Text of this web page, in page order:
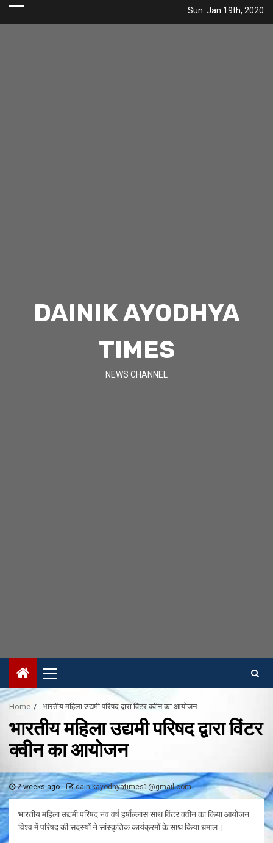
Skip
Sun. Jan 19th, 2020
DAINIK AYODHYA
TIMES
NEWS CHANNEL
Menu
Home भारतीय महिला उद्यमी परिषद द्वारा विंटर क्वीन का आयोजन
भारतीय महिला उद्यमी परिषद द्वारा विंटर
क्वीन का आयोजन
2 weeks ago dainikayodhyatimes1@gmail.com
भारतीय महिला उद्यमी परिषद नव वर्ष हर्षोल्लास साथ विंटर क्वीन का किया आयोजन
विश्व में परिषद की सदस्यों ने सांस्कृतिक कार्यक्रमों के साथ किया धमाल।